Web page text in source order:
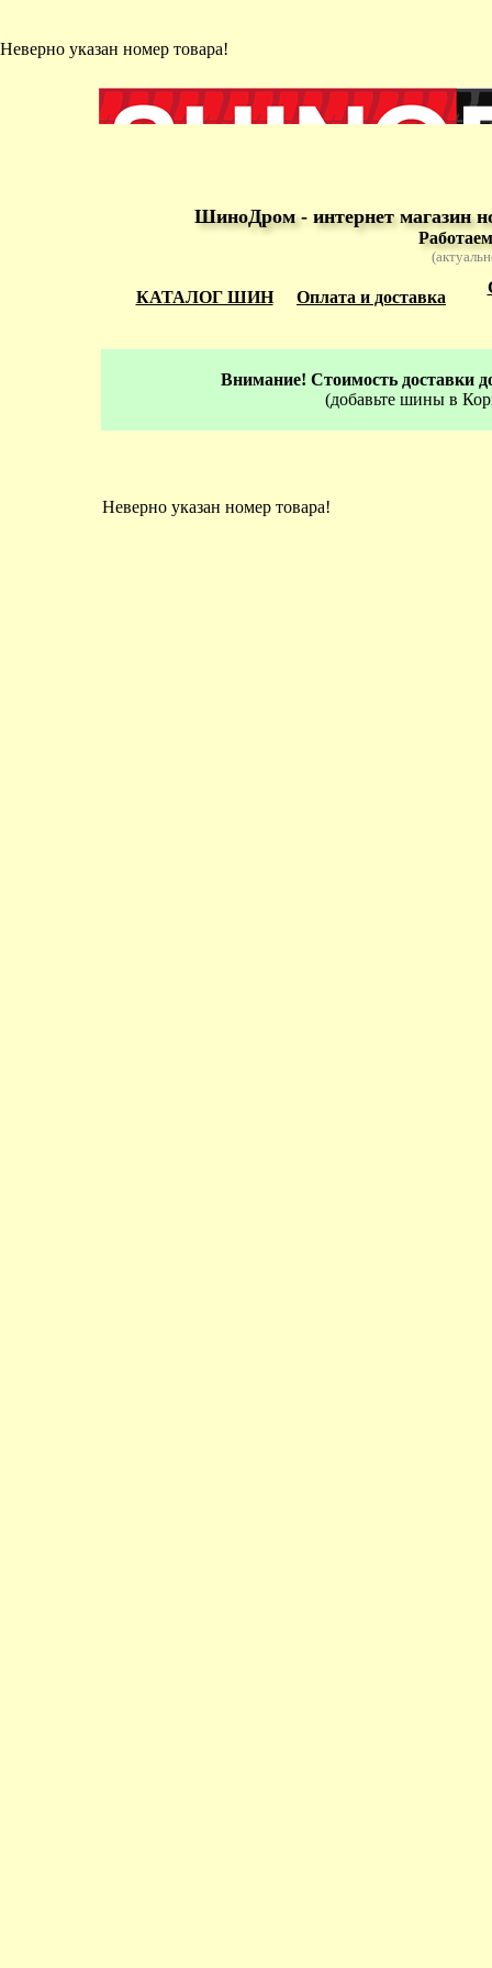
Неверно указан номер товара!
ШиноДром - интернет магазин
КАТАЛОГ ШИН Оплата и доставка
Внимание! Стоимость доставки
(добавьте шины в
Неверно указан номер товара!